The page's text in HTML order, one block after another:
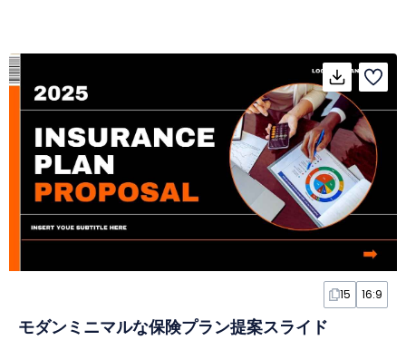
15 16:9
モダンミニマルな保険プラン提案スライド